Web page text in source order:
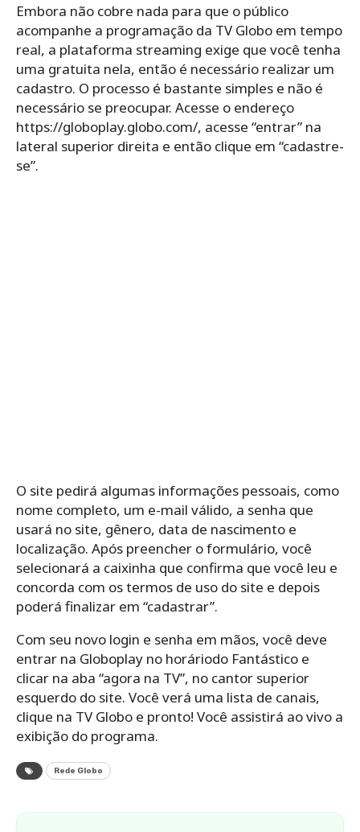
Embora não cobre nada para que o público
acompanhe a programação da TV Globo em tempo
real, a plataforma streaming exige que você tenha
uma gratuita nela, então é necessário realizar um
cadastro. O processo é bastante simples e não é
necessário se preocupar. Acesse o endereço
https://globoplay.globo.com/, acesse “entrar” na
lateral superior direita e então clique em “cadastre-
se”.
O site pedirá algumas informações pessoais, como
nome completo, um e-mail válido, a senha que
usará no site, gênero, data de nascimento e
localização. Após preencher o formulário, você
selecionará a caixinha que confirma que você leu e
concorda com os termos de uso do site e depois
poderá finalizar em “cadastrar”.
Com seu novo login e senha em mãos, você deve
entrar na Globoplay no horáriodo Fantástico e
clicar na aba “agora na TV”, no cantor superior
esquerdo do site. Você verá uma lista de canais,
clique na TV Globo e pronto! Você assistirá ao vivo a
exibição do programa.
Rede Globo